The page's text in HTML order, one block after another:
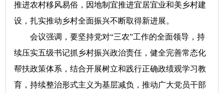
推进农村移风易俗，因地制宜推进宜居宜业和美乡村建
设，扎实推动乡村全面振兴不断取得新进展。
会议强调，要坚持党对“三农”工作的全面领导，持
续压实五级书记抓乡村振兴政治责任，健全完善常态化
帮扶政策体系，结合开展树立和践行正确政绩观学习教
育，持续整治形式主义为基层减负，推动广大党员干部